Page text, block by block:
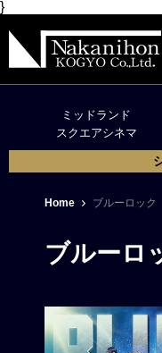
}
ミッドランド
スクエアシネマ
Home ブルーロック
ブルーロ